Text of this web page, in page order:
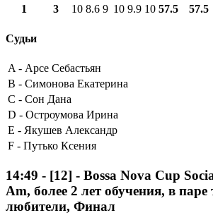
1
3 10 8.6 9 10 9.9 10 57.5 57.5
Судьи
A - Арсе Себастьян
B - Симонова Екатерина
C - Сон Дана
D - Остроумова Ирина
E - Якушев Александр
F - Путько Ксения
14:49 - [12] - Bossa Nova Cup
Am, более 2 лет обучения, в
любители, Финал